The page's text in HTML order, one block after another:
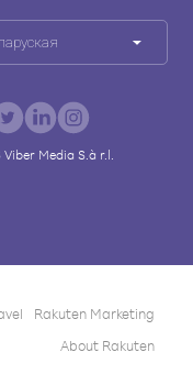
Viber Media S.à r.l.
Rakuten Marketing
About Rakuten